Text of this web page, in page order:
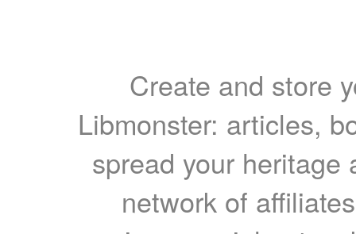
Create and store
Libmonster: articles,
spread your heritage
network of